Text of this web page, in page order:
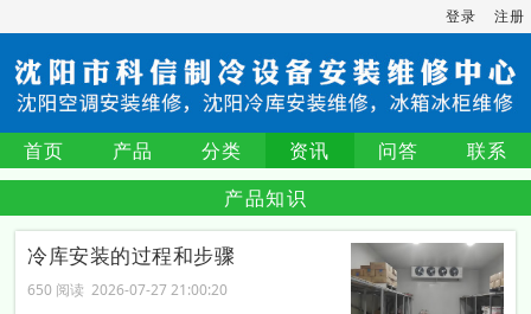
登录 注册
首页 产品 分类 资讯 问答
联系
产品知识
冷库安装的过程和步骤
650 阅读 2026-07-27 21:00:20